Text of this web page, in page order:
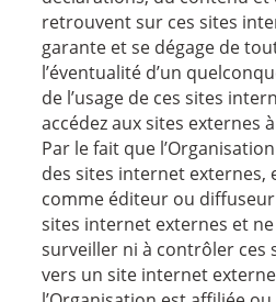
retrouvent sur ces sites
garante et se dégage de
l’éventualité d’un
de l’usage de ces sites
accédez aux sites externes
Par le fait que
des sites internet externes,
comme éditeur ou
sites internet externes et
surveiller ni à contrôler ces
vers un site internet